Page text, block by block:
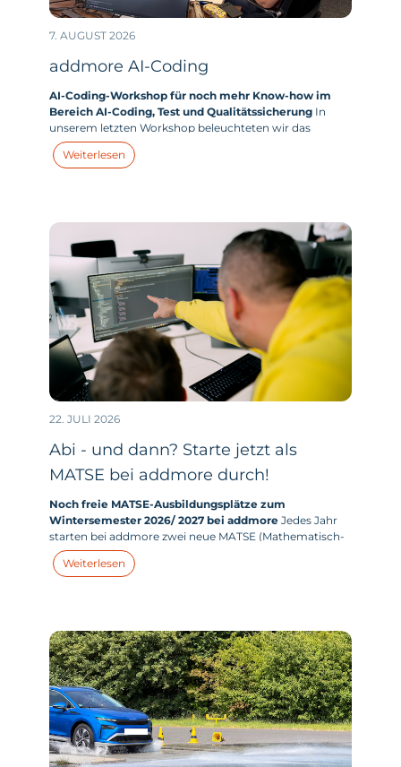
7. AUGUST 2026
addmore AI-Coding
AI-Coding-Workshop für noch mehr Know-how im
Bereich AI-Coding, Test und QualitätssicherungIn
unserem letzten Workshop beleuchteten wir das
zentrale Thema „AI-Coding“. Wie sehen unsere aktuellen
Use Cases im Bereich AI-Coding aus? Und wie können
Weiterlesen
22. JULI 2026
Abi - und dann? Starte jetzt als
MATSE bei addmore durch!
Noch freie MATSE-Ausbildungsplätze zum
Wintersemester 2026/ 2027 bei addmoreJedes Jahr
starten bei addmore zwei neue MATSE (Mathematisch-
technischer-Softwareentwickler:in) in ihr duales
Studium. Und dieses Jahr haben wir zum
Weiterlesen